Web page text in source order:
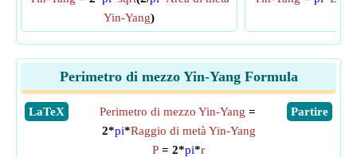
Yin-Yang)
Perimetro di mezzo Yin-Yang Formula
​LaTeX ​Partire
Perimetro di mezzo Yin-Yang =
2*pi*Raggio di metà Yin-Yang
P = 2*pi*r